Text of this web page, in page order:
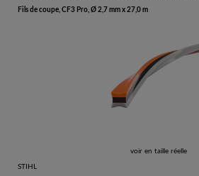
Fils de coupe, CF3 Pro, Ø 2,7 mm x 27,0 m
voir en taille réelle
STIHL